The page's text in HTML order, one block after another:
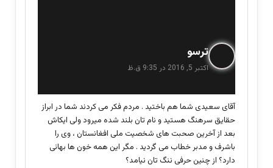
ترسو
ف
:
اکتبر 5, 2016 در 9:35 ق.ظ
آقای سعیدی شما هم باختید . مردم فکر می کردند شما در ابراز
حقایق سرهنگ هستید و نام تان بلند شده میرود ولی ایکاش
بعد از آخرین صحبت های شخصیت ملی افغانستان ، وی را
باشرف و مدبر خطاب می گردید . مگر این همه خون ها بهائی
دارد؟ از چنین حرفی ننگ تان نیامد؟